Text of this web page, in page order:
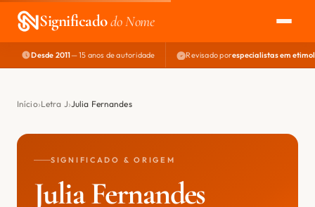
Significadodo Nome
EXPLORAR
NOME PERFEITO
Desde 2011— 15 anos de autoridade Revisado porespecialistas em
Início Letra J Julia Fernandes
SIGNIFICADO & ORIGEM
Julia Fernandes